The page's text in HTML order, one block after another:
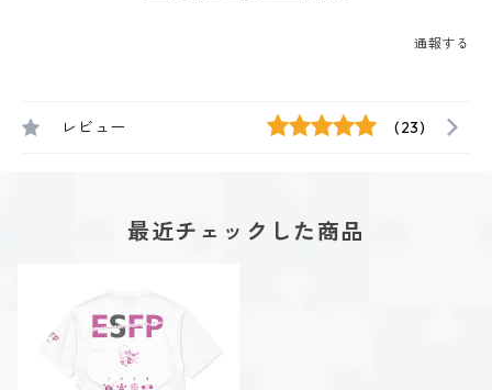
通報する
レビュー (23)
最近チェックした商品